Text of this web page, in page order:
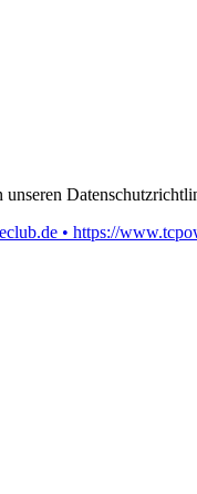
• https://